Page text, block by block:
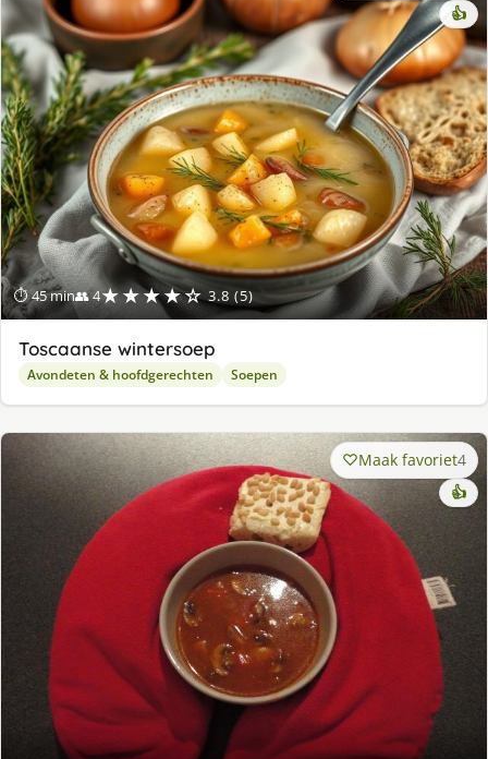
⏱ 45 min👥 4★★★★☆ 3.8 (5)
👍
Toscaanse wintersoep
Avondeten & hoofdgerechten Soepen
Maak favoriet4
👍